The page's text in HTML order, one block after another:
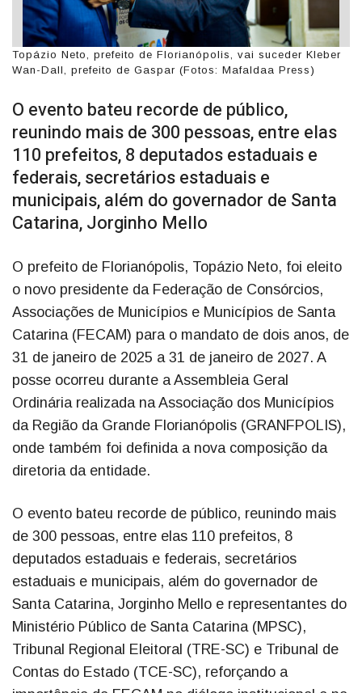
Topázio Neto, prefeito de Florianópolis, vai suceder Kleber
Wan-Dall, prefeito de Gaspar (Fotos: Mafaldaa Press)
O evento bateu recorde de público,
reunindo mais de 300 pessoas, entre elas
110 prefeitos, 8 deputados estaduais e
federais, secretários estaduais e
municipais, além do governador de Santa
Catarina, Jorginho Mello
O prefeito de Florianópolis, Topázio Neto, foi eleito
o novo presidente da Federação de Consórcios,
Associações de Municípios e Municípios de Santa
Catarina (FECAM) para o mandato de dois anos, de
31 de janeiro de 2025 a 31 de janeiro de 2027. A
posse ocorreu durante a Assembleia Geral
Ordinária realizada na Associação dos Municípios
da Região da Grande Florianópolis (GRANFPOLIS),
onde também foi definida a nova composição da
diretoria da entidade.
O evento bateu recorde de público, reunindo mais
de 300 pessoas, entre elas 110 prefeitos, 8
deputados estaduais e federais, secretários
estaduais e municipais, além do governador de
Santa Catarina, Jorginho Mello e representantes do
Ministério Público de Santa Catarina (MPSC),
Tribunal Regional Eleitoral (TRE-SC) e Tribunal de
Contas do Estado (TCE-SC), reforçando a